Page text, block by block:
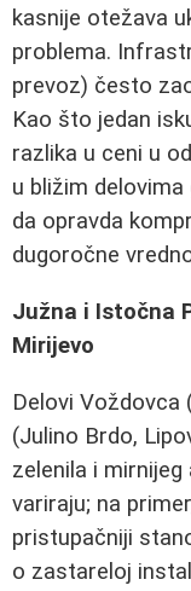
kasnije otežava
problema.
prevoz) često
Kao što jedan
razlika u ceni u
u bližim
da opravda
dugoročne
Južna i Istočna
Mirijevo
Delovi Voždovca
(Julino Brdo,
zelenila i mirnijeg
variraju; na
pristupačniji
o zastareloj